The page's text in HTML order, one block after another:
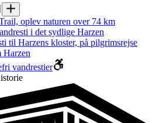
oplev naturen over 74 km
i det sydlige Harzen
til Harzens kloster, på pilgrimsrejse
Harzen
vandrestier